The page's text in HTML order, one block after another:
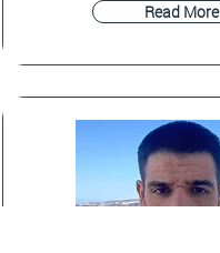
Read More